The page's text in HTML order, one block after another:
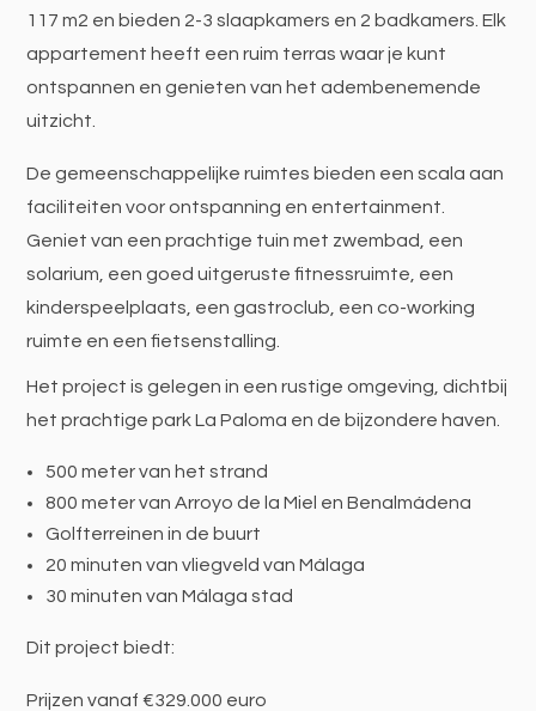
117 m2 en bieden 2-3 slaapkamers en 2 badkamers. Elk
appartement heeft een ruim terras waar je kunt
ontspannen en genieten van het adembenemende
uitzicht.
De gemeenschappelijke ruimtes bieden een scala aan
faciliteiten voor ontspanning en entertainment.
Geniet van een prachtige tuin met zwembad, een
solarium, een goed uitgeruste fitnessruimte, een
kinderspeelplaats, een gastroclub, een co-working
ruimte en een fietsenstalling.
Het project is gelegen in een rustige omgeving, dichtbij
het prachtige park La Paloma en de bijzondere haven.
500 meter van het strand
800 meter van Arroyo de la Miel en Benalmádena
Golfterreinen in de buurt
20 minuten van vliegveld van Málaga
30 minuten van Málaga stad
Dit project biedt:
Prijzen vanaf €329.000 euro